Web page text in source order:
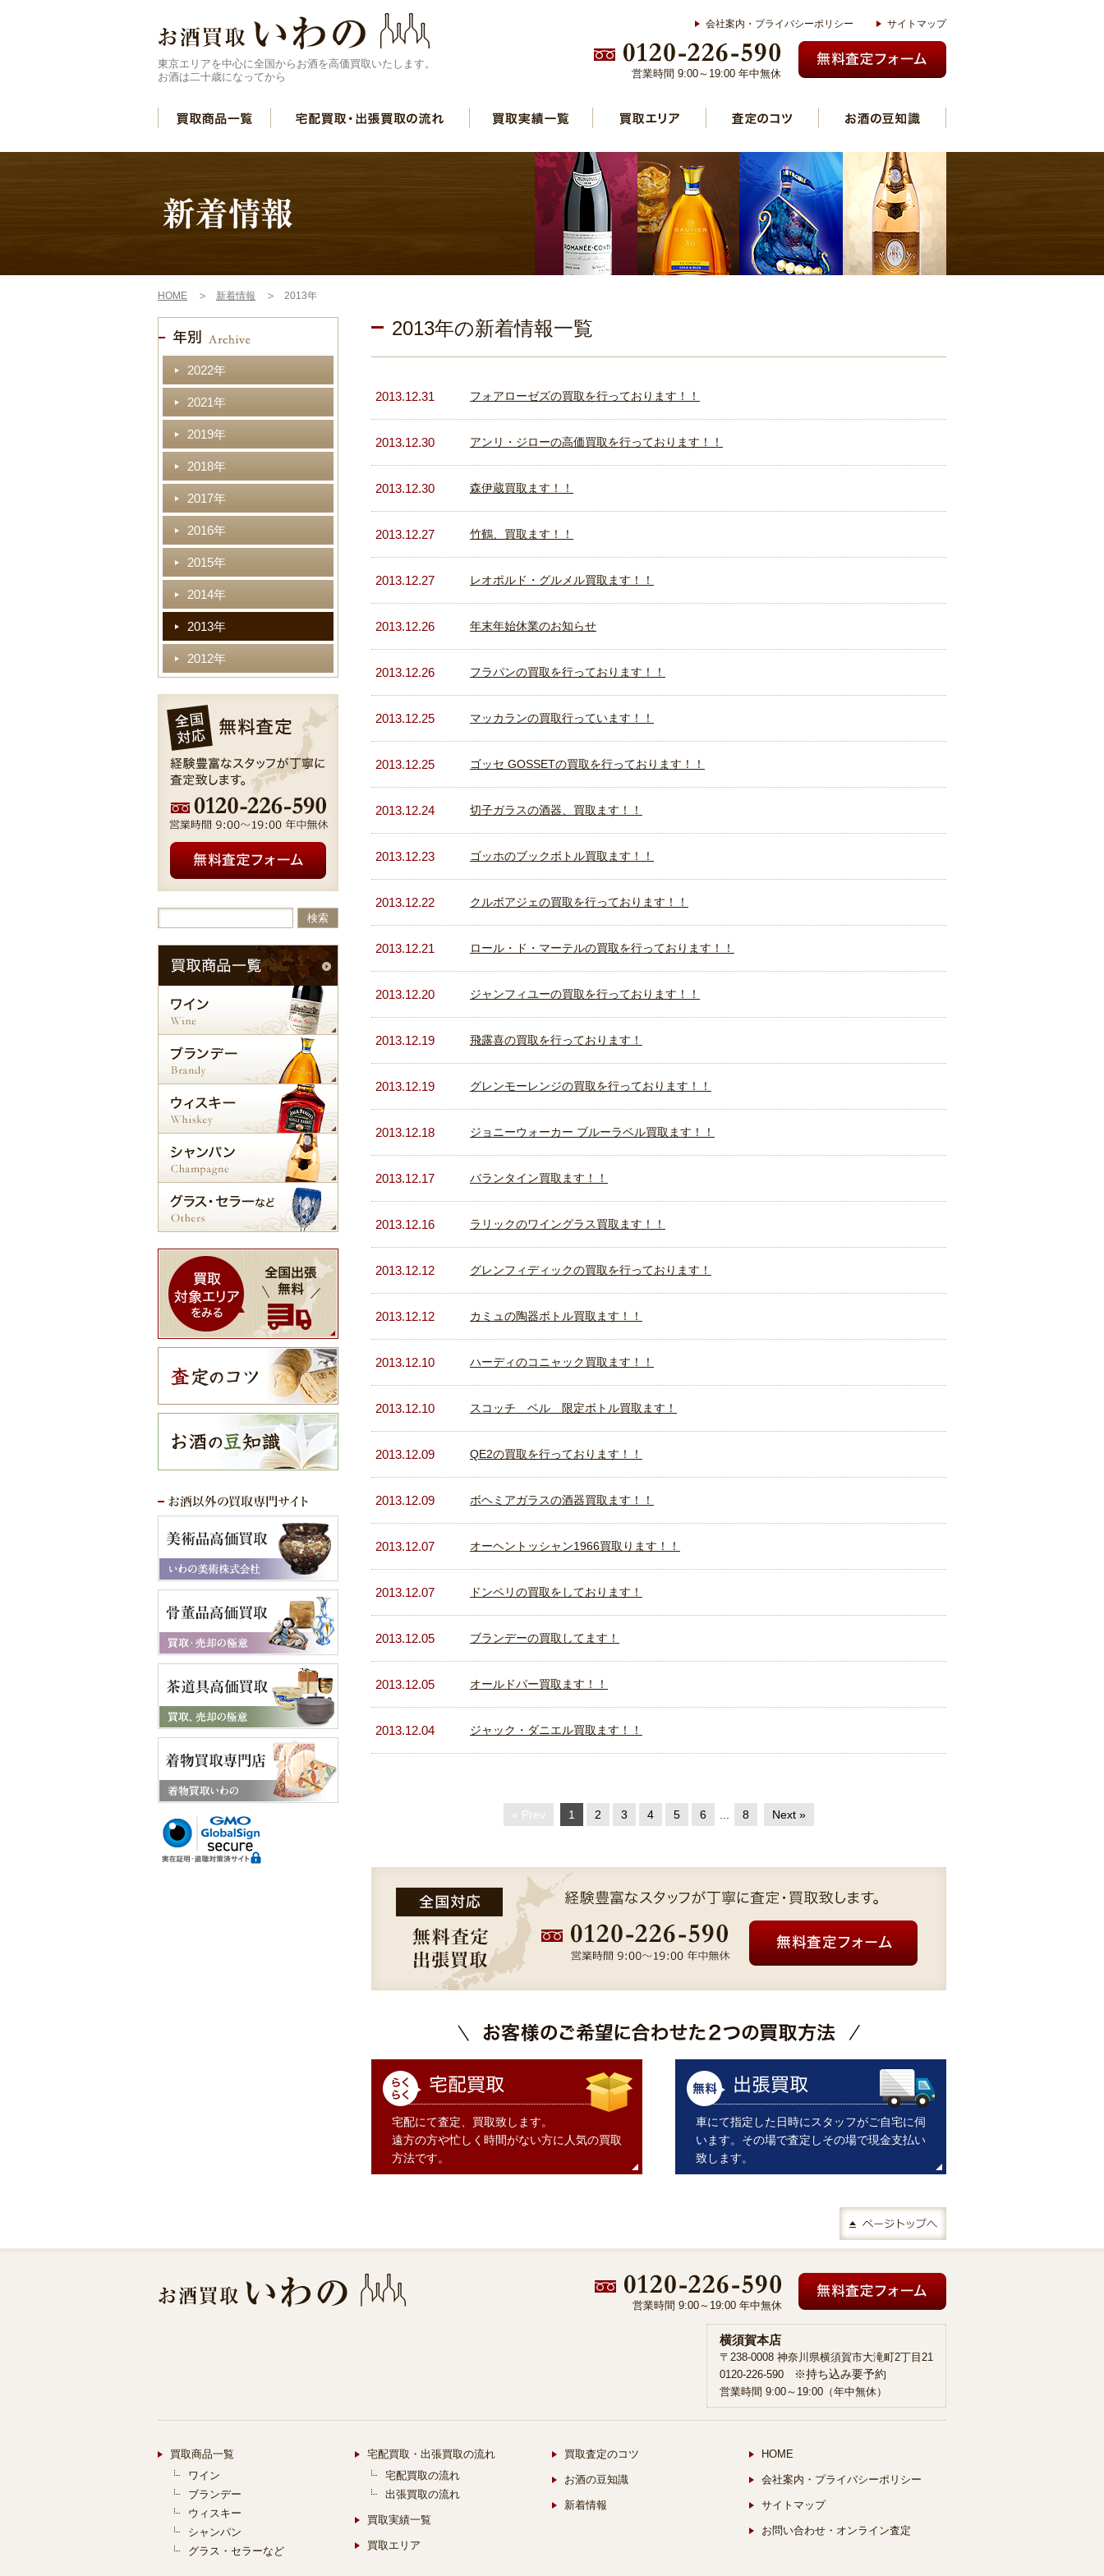
東京エリアを中心に全国からお酒を高価買取いたします。
お酒は二十歳になってから
会社案内・プライバシーポリシー サイトマップ
営業時間 9:00～19:00 年中無休
HOME 新着情報 2013年
2013年の新着情報一覧
2013.12.31 フォアローゼズの買取を行っております！！
2013.12.30 アンリ・ジローの高価買取を行っております！！
2013.12.30 森伊蔵買取ます！！
2013.12.27 竹鶴、買取ます！！
2013.12.27 レオポルド・グルメル買取ます！！
2013.12.26 年末年始休業のお知らせ
2013.12.26 フラパンの買取を行っております！！
2013.12.25 マッカランの買取行っています！！
2013.12.25 ゴッセ GOSSETの買取を行っております！！
2013.12.24 切子ガラスの酒器、買取ます！！
2013.12.23 ゴッホのブックボトル買取ます！！
2013.12.22 クルボアジェの買取を行っております！！
2013.12.21 ロール・ド・マーテルの買取を行っております！！
2013.12.20 ジャンフィユーの買取を行っております！！
2013.12.19 飛露喜の買取を行っております！
2013.12.19 グレンモーレンジの買取を行っております！！
2013.12.18 ジョニーウォーカー ブルーラベル買取ます！！
2013.12.17 バランタイン買取ます！！
2013.12.16 ラリックのワイングラス買取ます！！
2013.12.12 グレンフィディックの買取を行っております！
2013.12.12 カミュの陶器ボトル買取ます！！
2013.12.10 ハーディのコニャック買取ます！！
2013.12.10 スコッチ ベル 限定ボトル買取ます！
2013.12.09 QE2の買取を行っております！！
2013.12.09 ボヘミアガラスの酒器買取ます！！
2013.12.07 オーヘントッシャン1966買取ります！！
2013.12.07 ドンペリの買取をしております！
2013.12.05 ブランデーの買取してます！
2013.12.05 オールドパー買取ます！！
2013.12.04 ジャック・ダニエル買取ます！！
« Prev 1 2 3 4 5 6 8 Next »
宅配にて査定、買取致します。
遠方の方や忙しく時間がない方に人気の買取
方法です。
車にて指定した日時にスタッフがご自宅に伺
います。その場で査定しその場で現金支払い
致します。
2022年
2021年
2019年
2018年
2017年
2016年
2015年
2014年
2013年
2012年
営業時間 9:00～19:00 年中無休
横須賀本店
〒238-0008 神奈川県横須賀市大滝町2丁目21
0120-226-590
※持ち込み要予約
営業時間 9:00～19:00（年中無休）
買取商品一覧
ワイン
ブランデー
ウィスキー
シャンパン
グラス・セラーなど
宅配買取・出張買取の流れ
宅配買取の流れ
出張買取の流れ
買取実績一覧
買取エリア
買取査定のコツ
お酒の豆知識
新着情報
HOME
会社案内・プライバシーポリシー
サイトマップ
お問い合わせ・オンライン査定